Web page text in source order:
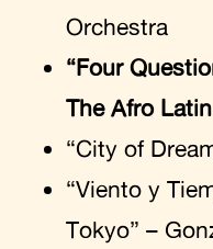
Orchestra
“Four
The Afro
“City of
“Viento y
Tokyo” –